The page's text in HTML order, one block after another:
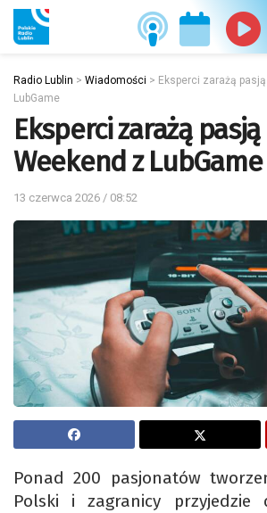
Radio Lublin > Wiadomości > Eksperci zarażą
LubGame
Eksperci zarażą
Weekend z LubGame
13 czerwca 2026 / 08:52
Ponad 200 pasjonatów
Polski i zagranicy